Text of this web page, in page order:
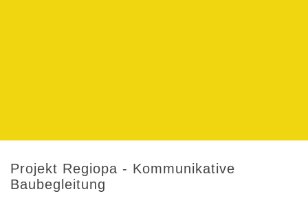
Projekt Regiopa - Kommunikative
Baubegleitung